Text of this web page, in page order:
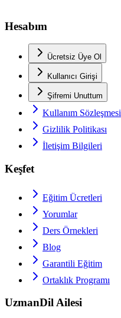
Hesabım
Ücretsiz Üye Ol
Kullanıcı Girişi
Şifremi Unuttum
Kullanım Sözleşmesi
Gizlilik Politikası
İletişim Bilgileri
Keşfet
Eğitim Ücretleri
Yorumlar
Ders Örnekleri
Blog
Garantili Eğitim
Ortaklık Programı
UzmanDil Ailesi